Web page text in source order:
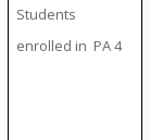
Students
enrolled in PA 4